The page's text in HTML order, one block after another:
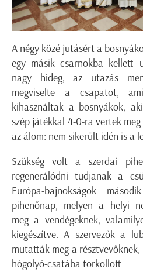
A négy közé jutásért a
egy másik csarnokba kellett
nagy hideg, az utazás
megviselte a csapatot,
kihasználtak a bosnyákok,
szép játékkal 4-0-ra vertek
az álom: nem sikerült idén is a
Szükség volt a szerdai
regenerálódni tudjanak a
Európa-bajnokságok
pihenőnap, melyen a helyi
meg a vendégeknek,
kiegészítve. A szervezők a
mutatták meg a
hógolyó-csatába torkollott.